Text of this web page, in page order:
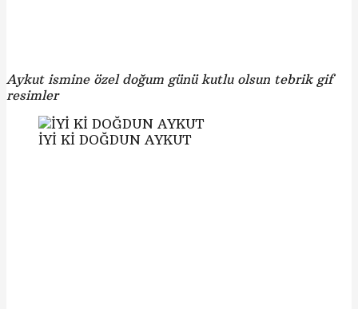
Aykut ismine özel doğum günü kutlu olsun tebrik gif
resimler
İYİ Kİ DOĞDUN AYKUT